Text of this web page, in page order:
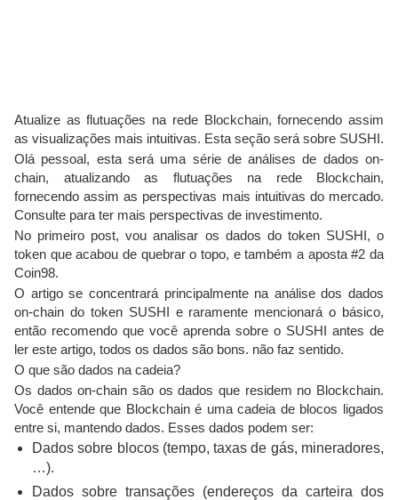
Atualize as flutuações na rede Blockchain, fornecendo assim
as visualizações mais intuitivas. Esta seção será sobre SUSHI.
Olá pessoal, esta será uma série de análises de dados on-
chain, atualizando as flutuações na rede Blockchain,
fornecendo assim as perspectivas mais intuitivas do mercado.
Consulte para ter mais perspectivas de investimento.
No primeiro post, vou analisar os dados do token SUSHI, o
token que acabou de quebrar o topo, e também a aposta #2 da
Coin98.
O artigo se concentrará principalmente na análise dos dados
on-chain do token SUSHI e raramente mencionará o básico,
então recomendo que você aprenda sobre o SUSHI antes de
ler este artigo, todos os dados são bons. não faz sentido.
O que são dados na cadeia?
Os dados on-chain são os dados que residem no Blockchain.
Você entende que Blockchain é uma cadeia de blocos ligados
entre si, mantendo dados. Esses dados podem ser:
Dados sobre blocos (tempo, taxas de gás, mineradores,
…).
Dados sobre transações (endereços da carteira dos